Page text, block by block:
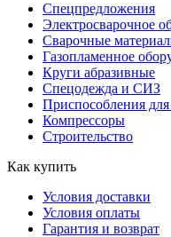
Спецпредложения
Электросварочное
Сварочные
Газопламенное
Круги абразивные
Спецодежда и СИЗ
Приспособления
Компрессоры
Строительство
Как купить
Условия доставки
Условия оплаты
Гарантия и возврат